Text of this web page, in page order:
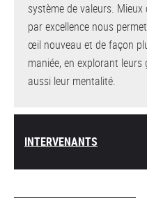
système de valeurs. Mieux
par excellence nous
œil nouveau et de façon
maniée, en explorant leurs
aussi leur mentalité.
INTERVENANTS